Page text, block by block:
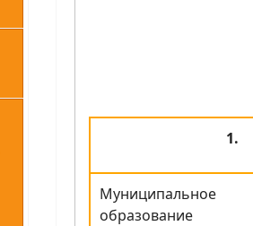
1.
Муниципальное
образование